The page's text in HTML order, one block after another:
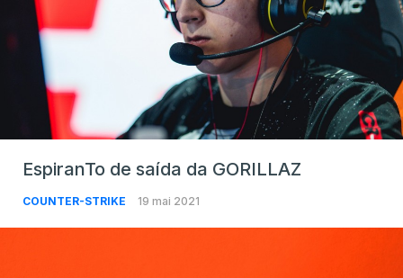
EspiranTo de saída da GORILLAZ
COUNTER-STRIKE 19 mai 2021